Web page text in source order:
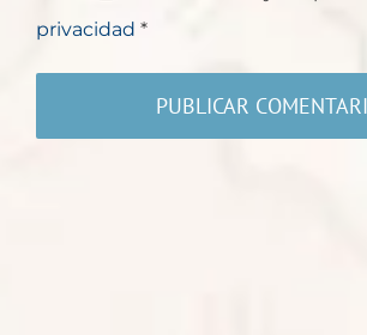
privacidad *